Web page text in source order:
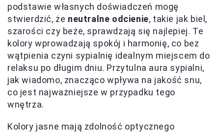
podstawie własnych doświadczeń mogę
stwierdzić, że neutralne odcienie, takie jak biel,
szarości czy beże, sprawdzają się najlepiej. Te
kolory wprowadzają spokój i harmonię, co bez
wątpienia czyni sypialnię idealnym miejscem do
relaksu po długim dniu. Przytulna aura sypialni,
jak wiadomo, znacząco wpływa na jakość snu,
co jest najważniejsze w przypadku tego
wnętrza.
Kolory jasne mają zdolność optycznego